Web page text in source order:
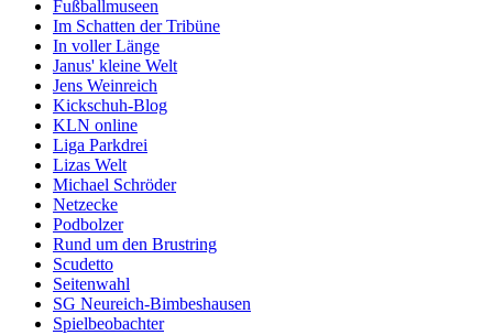
Fußballmuseen
Im Schatten der Tribüne
In voller Länge
Janus' kleine Welt
Jens Weinreich
Kickschuh-Blog
KLN online
Liga Parkdrei
Lizas Welt
Michael Schröder
Netzecke
Podbolzer
Rund um den Brustring
Scudetto
Seitenwahl
SG Neureich-Bimbeshausen
Spielbeobachter